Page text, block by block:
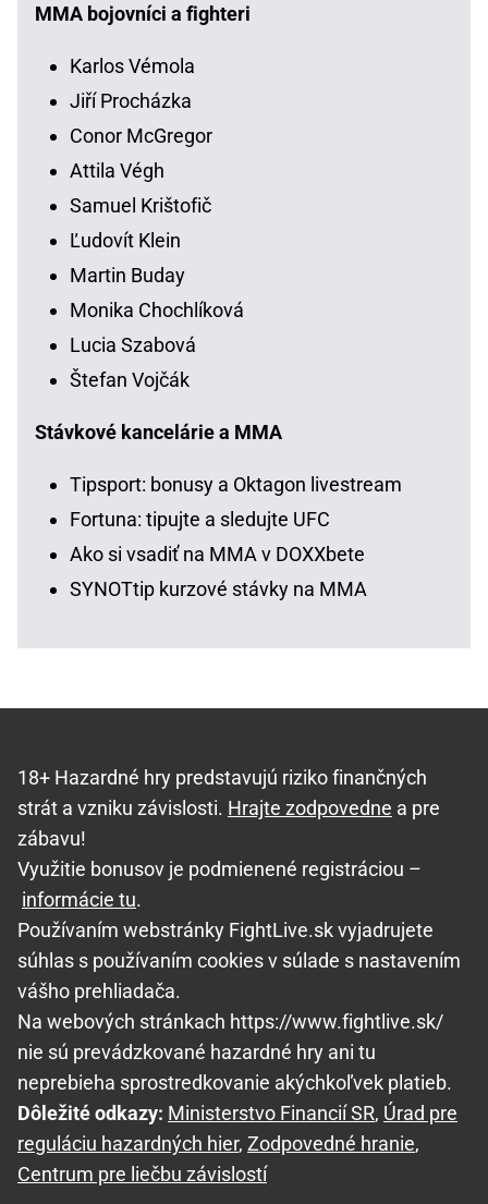
MMA bojovníci a fighteri
Karlos Vémola
Jiří Procházka
Conor McGregor
Attila Végh
Samuel Krištofič
Ľudovít Klein
Martin Buday
Monika Chochlíková
Lucia Szabová
Štefan Vojčák
Stávkové kancelárie a MMA
Tipsport: bonusy a Oktagon livestream
Fortuna: tipujte a sledujte UFC
Ako si vsadiť na MMA v DOXXbete
SYNOTtip kurzové stávky na MMA
18+ Hazardné hry predstavujú riziko finančných
strát a vzniku závislosti. Hrajte zodpovedne a pre
zábavu!
Využitie bonusov je podmienené registráciou –
informácie tu.
Používaním webstránky FightLive.sk vyjadrujete
súhlas s používaním cookies v súlade s nastavením
vášho prehliadača.
Na webových stránkach https://www.fightlive.sk/
nie sú prevádzkované hazardné hry ani tu
neprebieha sprostredkovanie akýchkoľvek platieb.
Dôležité odkazy: Ministerstvo Financií SR, Úrad pre
reguláciu hazardných hier, Zodpovedné hranie,
Centrum pre liečbu závislostí